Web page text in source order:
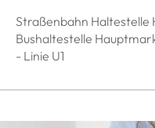
Straßenbahn Haltestelle
Bushaltestelle
- Linie U1